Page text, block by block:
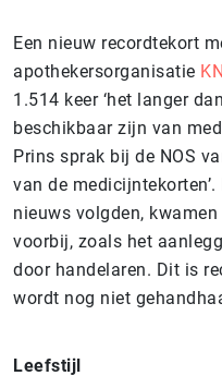
Een nieuw recordtekort
apothekersorganisatie
1.514 keer ‘het langer
beschikbaar zijn van
Prins sprak bij de NOS
van de
nieuws volgden,
voorbij, zoals het
door handelaren. Dit is
wordt nog niet
Leefstijl